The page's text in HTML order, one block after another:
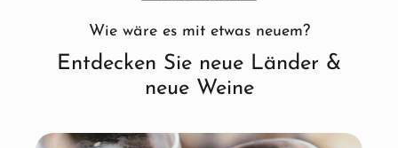
Wie wäre es mit etwas neuem?
Entdecken Sie neue Länder &
neue Weine